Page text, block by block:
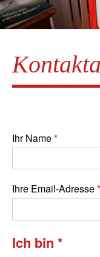
Ihr Name
Ihre Email-Adresse
Ich bin